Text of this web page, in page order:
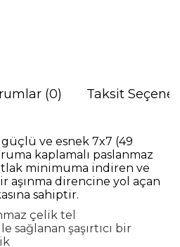
(0) Taksit
ve esnek 7x7 (49
kaplamalı paslanmaz
minimuma indiren ve
aşınma direncine yol açan
sahiptir.
çelik tel
sağlanan şaşırtıcı bir